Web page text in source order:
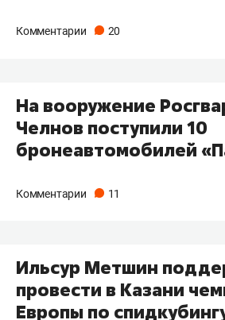
Комментарии 20
На вооружение
Челнов поступили 10
бронеавтомобилей
Комментарии 11
Ильсур Метшин
провести в Казани
Европы по